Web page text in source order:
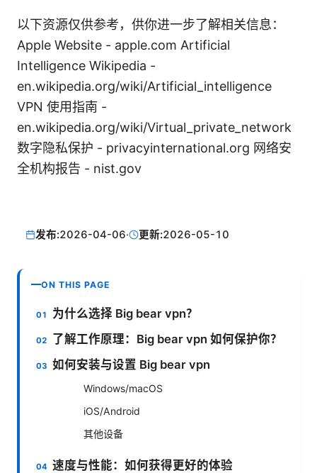
以下资源仅供参考，供你进一步了解相关信息：
Apple Website - apple.com Artificial
Intelligence Wikipedia -
en.wikipedia.org/wiki/Artificial_intelligence
VPN 使用指南 -
en.wikipedia.org/wiki/Virtual_private_network
数字隐私保护 - privacyinternational.org 网络安
全机构报告 - nist.gov
发布:2026-04-06· 更新:2026-05-10
ON THIS PAGE
为什么选择 Big bear vpn？
了解工作原理：Big bear vpn 如何保护你？
如何安装与设置 Big bear vpn
Windows/macOS
iOS/Android
其他设备
速度与性能：如何获得更好的体验